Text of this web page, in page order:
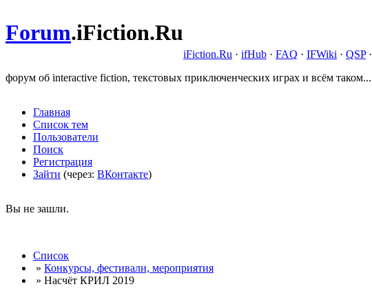
Forum.iFiction.Ru
iFiction.Ru · ifHub · FAQ · IFWiki · QSP·
форум об interactive fiction, текстовых приключенческих играх и всём таком...
Главная
Список тем
Пользователи
Поиск
Регистрация
Зайти (через: ВКонтакте)
Вы не зашли.
Список
» Конкурсы, фестивали, мероприятия
» Насчёт КРИЛ 2019